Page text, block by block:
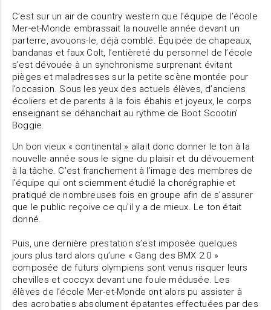
C’est sur un air de country western que l’équipe de l’école
Mer-et-Monde embrassait la nouvelle année devant un
parterre, avouons-le, déjà comblé. Équipée de chapeaux,
bandanas et faux Colt, l’entièreté du personnel de l’école
s’est dévouée à un synchronisme surprenant évitant
pièges et maladresses sur la petite scène montée pour
l’occasion. Sous les yeux des actuels élèves, d’anciens
écoliers et de parents à la fois ébahis et joyeux, le corps
enseignant se déhanchait au rythme de Boot Scootin’
Boggie.
Un bon vieux « continental » allait donc donner le ton à la
nouvelle année sous le signe du plaisir et du dévouement
à la tâche. C’est franchement à l’image des membres de
l’équipe qui ont sciemment étudié la chorégraphie et
pratiqué de nombreuses fois en groupe afin de s’assurer
que le public reçoive ce qu’il y a de mieux. Le ton était
donné.
Puis, une dernière prestation s’est imposée quelques
jours plus tard alors qu’une « Gang des BMX 2.0 »
composée de futurs olympiens sont venus risquer leurs
chevilles et coccyx devant une foule médusée. Les
élèves de l’école Mer-et-Monde ont alors pu assister à
des acrobaties absolument épatantes effectuées par des